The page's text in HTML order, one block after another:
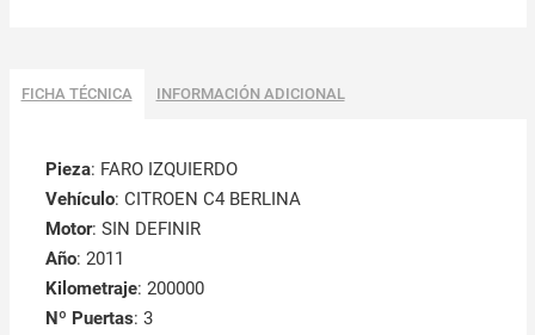
FICHA TÉCNICA INFORMACIÓN ADICIONAL
Pieza: FARO IZQUIERDO
Vehículo: CITROEN C4 BERLINA
Motor: SIN DEFINIR
Año: 2011
Kilometraje: 200000
Nº Puertas: 3